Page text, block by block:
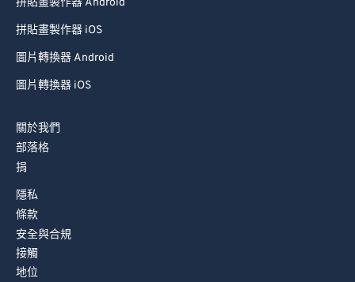
拼貼畫製作器 Android
拼貼畫製作器 iOS
圖片轉換器 Android
圖片轉換器 iOS
關於我們
部落格
捐
隱私
條款
安全與合規
接觸
地位